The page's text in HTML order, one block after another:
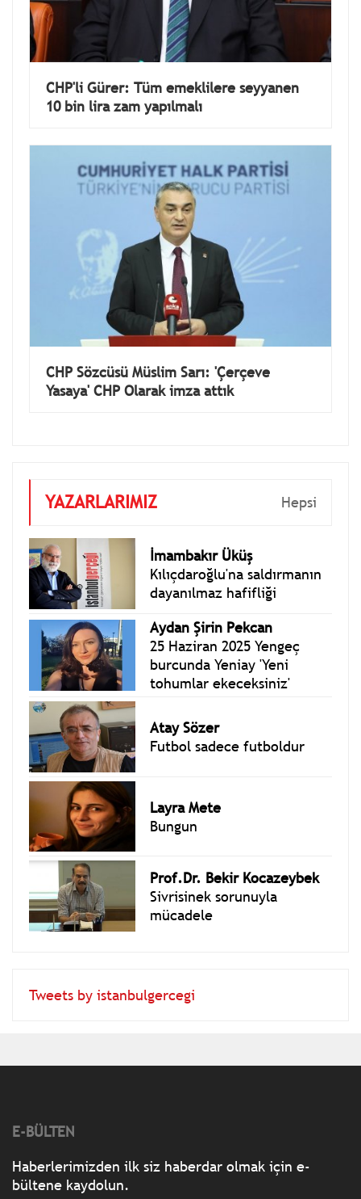
CHP'li Gürer: Tüm emeklilere seyyanen
10 bin lira zam yapılmalı
CHP Sözcüsü Müslim Sarı: 'Çerçeve
Yasaya' CHP Olarak imza attık
YAZARLARIMIZ Hepsi
İmambakır Üküş
Kılıçdaroğlu'na saldırmanın
dayanılmaz hafifliği
Aydan Şirin Pekcan
25 Haziran 2025 Yengeç
burcunda Yeniay 'Yeni
tohumlar ekeceksiniz'
Atay Sözer
Futbol sadece futboldur
Layra Mete
Bungun
Prof.Dr. Bekir Kocazeybek
Sivrisinek sorunuyla
mücadele
Tweets by istanbulgercegi
E-BÜLTEN
Haberlerimizden ilk siz haberdar olmak için e-
bültene kaydolun.